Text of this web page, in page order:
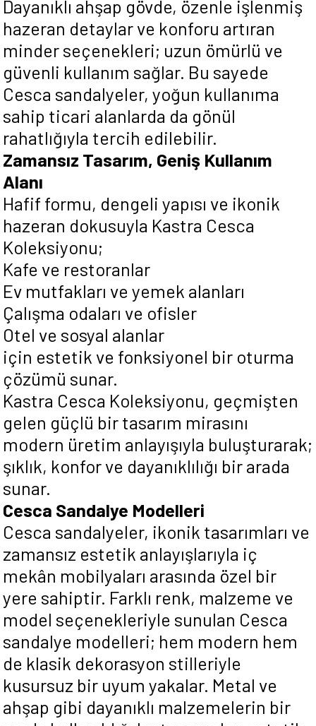
Dayanıklı ahşap gövde, özenle işlenmiş
hazeran detaylar ve konforu artıran
minder seçenekleri; uzun ömürlü ve
güvenli kullanım sağlar. Bu sayede
Cesca sandalyeler, yoğun kullanıma
sahip ticari alanlarda da gönül
rahatlığıyla tercih edilebilir.
Zamansız Tasarım, Geniş Kullanım
Alanı
Hafif formu, dengeli yapısı ve ikonik
hazeran dokusuyla Kastra Cesca
Koleksiyonu;
Kafe ve restoranlar
Ev mutfakları ve yemek alanları
Çalışma odaları ve ofisler
Otel ve sosyal alanlar
için estetik ve fonksiyonel bir oturma
çözümü sunar.
Kastra Cesca Koleksiyonu, geçmişten
gelen güçlü bir tasarım mirasını
modern üretim anlayışıyla buluşturarak;
şıklık, konfor ve dayanıklılığı bir arada
sunar.
Cesca Sandalye Modelleri
Cesca sandalyeler, ikonik tasarımları ve
zamansız estetik anlayışlarıyla iç
mekân mobilyaları arasında özel bir
yere sahiptir. Farklı renk, malzeme ve
model seçenekleriyle sunulan Cesca
sandalye modelleri; hem modern hem
de klasik dekorasyon stilleriyle
kusursuz bir uyum yakalar. Metal ve
ahşap gibi dayanıklı malzemelerin bir